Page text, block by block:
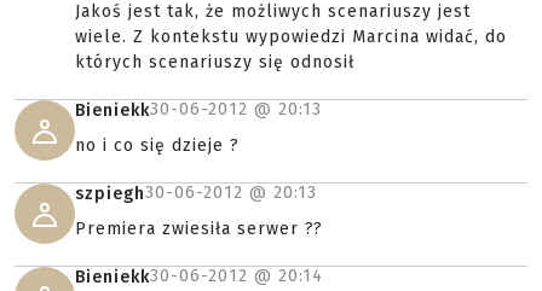
Jakoś jest tak, że możliwych scenariuszy jest
wiele. Z kontekstu wypowiedzi Marcina widać, do
których scenariuszy się odnosił
Bieniekk30-06-2012 @ 20:13
no i co się dzieje ?
szpiegh30-06-2012 @ 20:13
Premiera zwiesiła serwer ??
Bieniekk30-06-2012 @ 20:14